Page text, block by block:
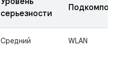
серьезности
Средний WLAN